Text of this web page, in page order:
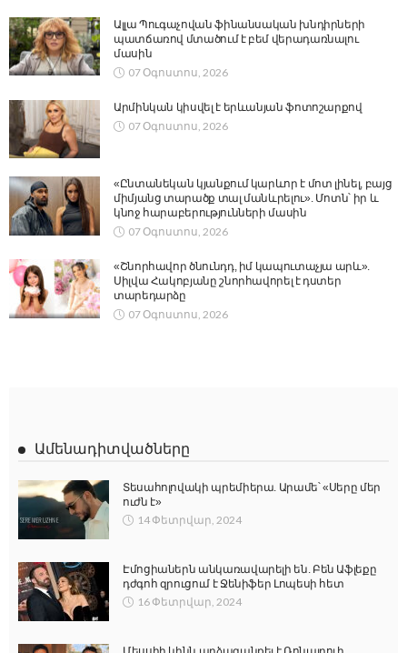
Ալլա Պուգաչովան ֆինանսական խնդիրների
պատճառով մտածում է բեմ վերադառնալու
մասին
07 Օգոստոս, 2026
Արմինկան կիսվել է երևանյան ֆոտոշարքով
07 Օգոստոս, 2026
«Ընտանեկան կյանքում կարևոր է մոտ լինել, բայց
միմյանց տարածք տալ մանևրելու». Մոտն՝ իր և
կնոջ հարաբերությունների մասին
07 Օգոստոս, 2026
«Շնորհավոր ծնունդդ, իմ կապուտաչյա արև».
Սիլվա Հակոբյանը շնորհավորել է դստեր
տարեդարձը
07 Օգոստոս, 2026
Ամենադիտվածները
Տեսահոլովակի պրեմիերա. Արամե՝ «Սերը մեր
ուժն է»
14 Փետրվար, 2024
Էմոցիաներն անկառավարելի են. Բեն Աֆլեքը
դժգոհ զրուցում է Ջենիֆեր Լոպեսի հետ
16 Փետրվար, 2024